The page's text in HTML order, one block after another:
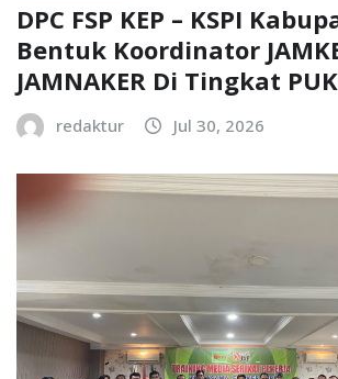
DPC FSP KEP – KSPI
Bentuk Koordinator
JAMNAKER Di Tingkat PUK
redaktur Jul 30, 2026